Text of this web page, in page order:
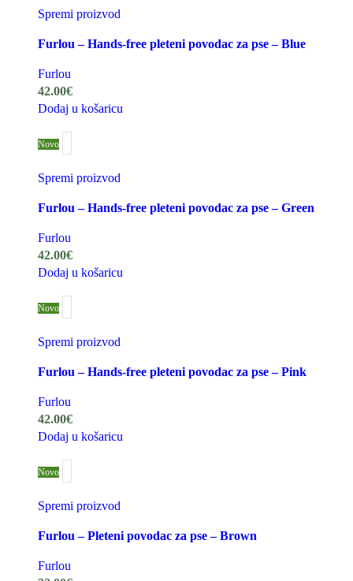
Spremi proizvod
Furlou – Hands-free pleteni povodac za pse – Blue
Furlou
42.00€
Dodaj u košaricu
Novo
Spremi proizvod
Furlou – Hands-free pleteni povodac za pse – Green
Furlou
42.00€
Dodaj u košaricu
Novo
Spremi proizvod
Furlou – Hands-free pleteni povodac za pse – Pink
Furlou
42.00€
Dodaj u košaricu
Novo
Spremi proizvod
Furlou – Pleteni povodac za pse – Brown
Furlou